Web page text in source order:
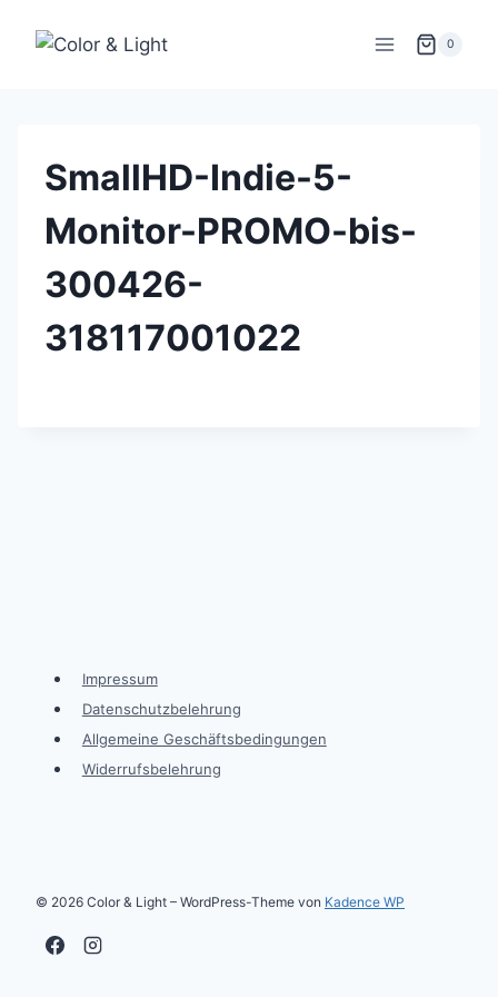
Inhalt
0
SmallHD-Indie-5-
Monitor-PROMO-bis-
300426-
318117001022
Impressum
Datenschutzbelehrung
Allgemeine Geschäftsbedingungen
Widerrufsbelehrung
© 2026 Color & Light – WordPress-Theme von Kadence WP